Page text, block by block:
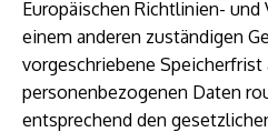
Europäischen Richtlinien-
einem anderen zuständigen
vorgeschriebene Speicherfrist
personenbezogenen Daten
entsprechend den